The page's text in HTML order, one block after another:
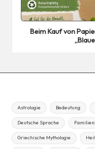
Posted
in
Beim Kauf von
Astrologie Bedeutung
Deutsche Sprache
Griechische Mythologie